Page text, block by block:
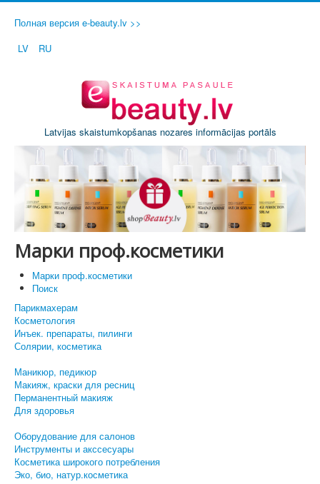
Полная версия e-beauty.lv >>
LV
RU
Latvijas skaistumkopšanas nozares informācijas portāls
Марки проф.косметики
Марки проф.косметики
Поиск
Парикмахерам
Косметология
Инъек. препараты, пилинги
Солярии, косметика
Маникюр, педикюр
Макияж, краски для ресниц
Перманентный макияж
Для здоровья
Оборудование для салонов
Инструменты и акссесуары
Косметика широкого потребления
Эко, био, натур.косметика